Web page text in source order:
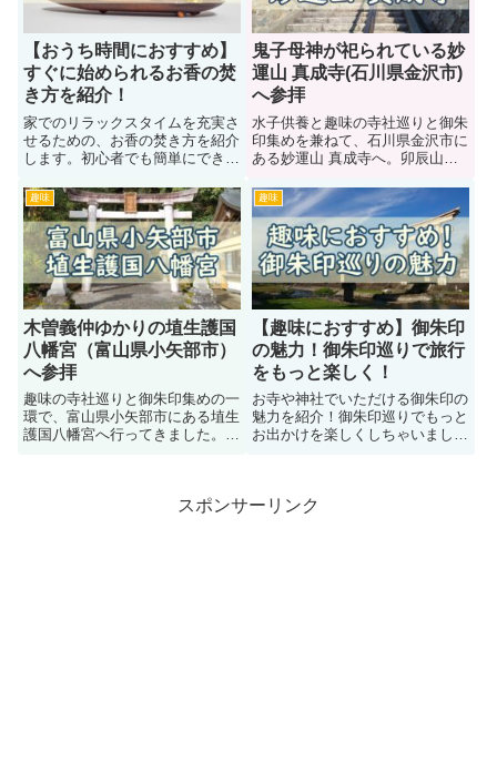
【おうち時間におすすめ】
すぐに始められるお香の焚
き方を紹介！
家でのリラックスタイムを充実さ
せるための、お香の焚き方を紹介
します。初心者でも簡単にできる
場所について詳しく解説します。
心地よい香りで癒しの空間を作り
ましょう。
鬼子母神が祀られている妙
運山 真成寺(石川県金沢市)
へ参拝
水子供養と趣味の寺社巡りと御朱
印集めを兼ねて、石川県金沢市に
ある妙運山 真成寺へ。卯辰山山
趣味
木曽義仲ゆかりの埴生護国
八幡宮（富山県小矢部市）
へ参拝
趣味の寺社巡りと御朱印集めの一
環で、富山県小矢部市にある埴生
護国八幡宮へ行ってきました。古
趣味
【趣味におすすめ】御朱印
の魅力！御朱印巡りで旅行
をもっと楽しく！
お寺や神社でいただける御朱印の
魅力を紹介！御朱印巡りでもっと
お出かけを楽しくしちゃいましょ
スポンサーリンク